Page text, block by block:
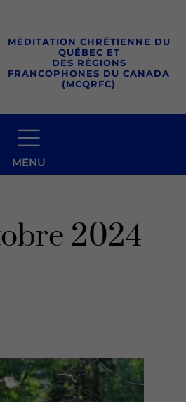
MÉDITATION CHRÉTIENNE DU
QUÉBEC ET
DES RÉGIONS
FRANCOPHONES DU CANADA
(MCQRFC)
MENU
2024